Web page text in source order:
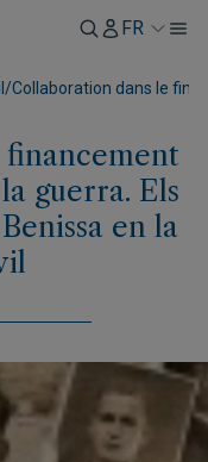
FR
/Collaboration dans le
guerra. Els
en la